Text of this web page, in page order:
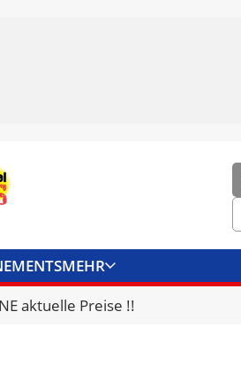
MEHR
KONTAKT
aktuelle Preise !!